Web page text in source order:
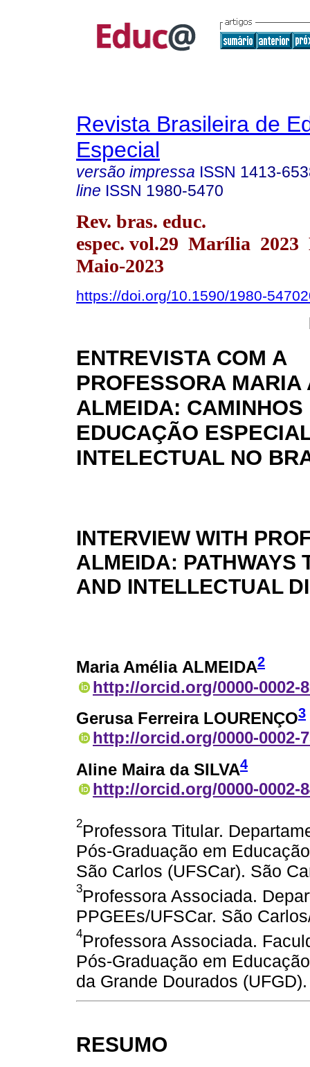
Revista Brasileira de
Especial
versão impressa ISSN 1413-
line ISSN 1980-5470
Rev. bras. educ.
espec. vol.29 Marília 2023
Maio-2023
https://doi.org/10.1590/1980-
ENTREVISTA COM A
PROFESSORA MARIA
ALMEIDA: CAMINHOS
EDUCAÇÃO
INTELECTUAL NO
INTERVIEW WITH
ALMEIDA: PATHWAYS
AND INTELLECTUAL
Maria Amélia ALMEIDA2
http://orcid.org/0000-0002-
Gerusa Ferreira LOURENÇO3
http://orcid.org/0000-0002-
Aline Maira da SILVA4
http://orcid.org/0000-0002-
2Professora Titular.
Pós-Graduação em
São Carlos (UFSCar). São
3Professora Associada.
PPGEEs/UFSCar. São
4Professora Associada.
Pós-Graduação em
da Grande Dourados
RESUMO